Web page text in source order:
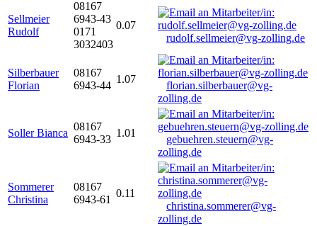
Sellmeier
Rudolf
08167
6943-43
0171
3032403
0.07
rudolf.sellmeier@vg-zolling.de
Silberbauer
Florian
08167
6943-44
1.07
florian.silberbauer@vg-
zolling.de
Soller Bianca
08167
6943-33
1.01
gebuehren.steuern@vg-
zolling.de
Sommerer
Christina
08167
6943-61
0.11
christina.sommerer@vg-
zolling.de